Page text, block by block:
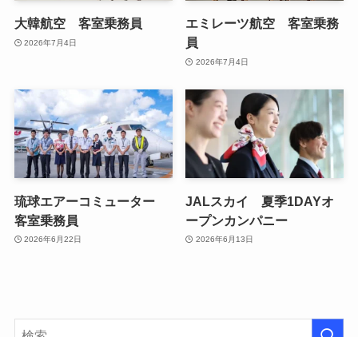
大韓航空 客室乗務員
2026年7月4日
エミレーツ航空 客室乗務
員
2026年7月4日
琉球エアーコミューター
客室乗務員
2026年6月22日
JALスカイ 夏季1DAYオ
ープンカンパニー
2026年6月13日